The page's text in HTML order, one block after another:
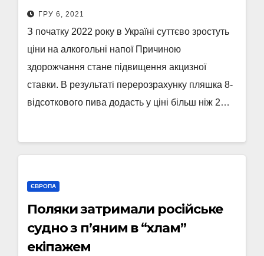
ГРУ 6, 2021
З початку 2022 року в Україні суттєво зростуть
ціни на алкогольні напої Причиною
здорожчання стане підвищення акцизної
ставки. В результаті перерозрахунку пляшка 8-
відсоткового пива додасть у ціні більш ніж 2…
ЄВРОПА
Поляки затримали російське
судно з п’яним в “хлам”
екіпажем